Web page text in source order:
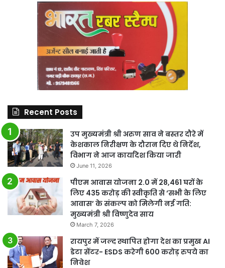
Recent Posts
उप मुख्यमंत्री श्री अरुण साव ने बस्तर दौरे में
केशकाल निरीक्षण के दौरान दिए थे निर्देश,
विभाग ने आज कार्यादेश किया जारी
June 11, 2026
पीएम आवास योजना 2.0 में 28,461 घरों के
लिए 435 करोड़ की स्वीकृति से ‘सभी के लिए
आवास’ के संकल्प को मिलेगी नई गति:
मुख्यमंत्री श्री विष्णुदेव साय
March 7, 2026
रायपुर में जल्द स्थापित होगा देश का प्रमुख AI
डेटा सेंटर- ESDS करेगी 600 करोड़ रुपये का
निवेश